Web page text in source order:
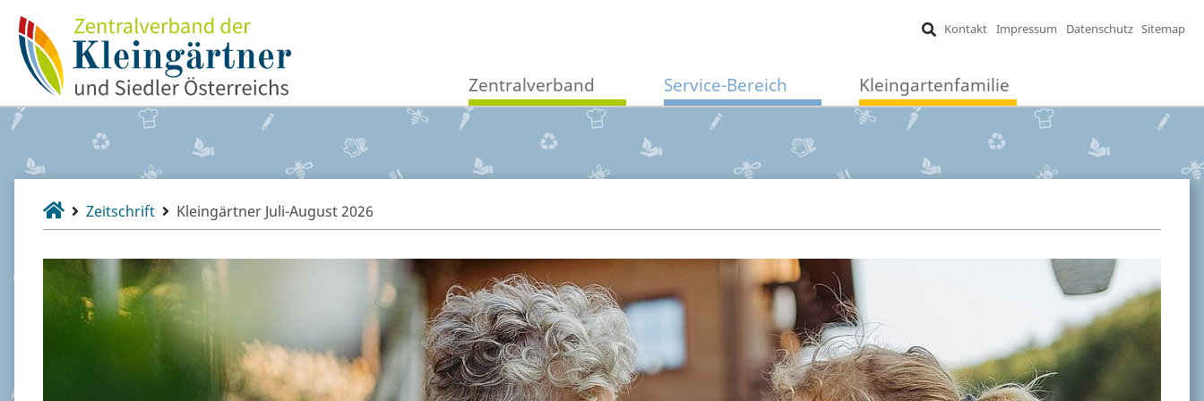
Zentralverband Service-Bereich Kleingartenfamilie
Kontakt Impressum Datenschutz Sitemap
Zeitschrift Kleingärtner Juli-August 2026